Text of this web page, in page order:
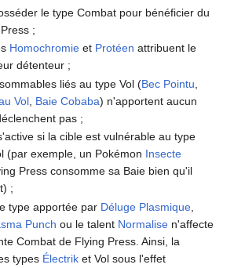
le type Combat pour bénéficier du
;
Homochromie et Protéen attribuent le
détenteur ;
liés au type Vol (Bec Pointu
Vol Baie Cobaba) n'apportent aucun
pas ;
si la cible est vulnérable au type
(par exemple, un Pokémon Insecte
Press consomme sa Baie bien qu'il
;
type apportée par Déluge Plasmique
Punch ou le talent Normalise n'affecte
Combat de Flying Press. Ainsi, la
types Électrik et Vol sous l'effet